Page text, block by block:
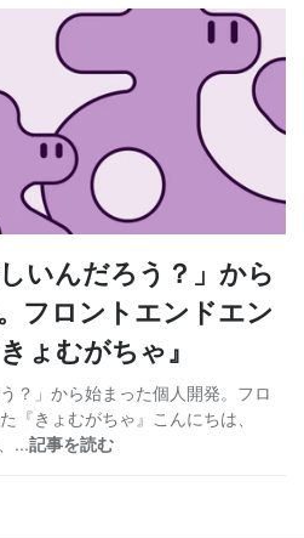
いんだろう？」から
フロントエンドエン
ょむがちゃ』
？」から始まった個人開発。フロ
『きょむがちゃ』こんにちは、
...記事を読む